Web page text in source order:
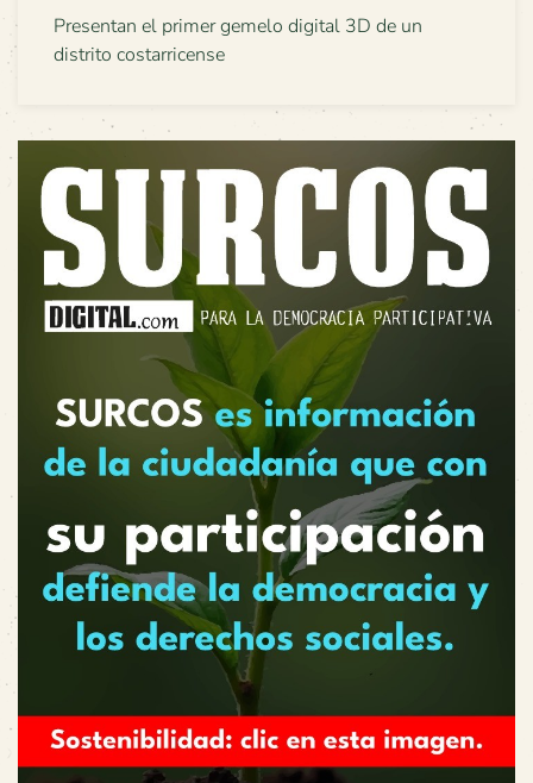
Presentan el primer gemelo digital 3D de un
distrito costarricense